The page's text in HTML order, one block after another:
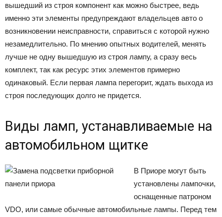
вышедший из строя компонент как можно быстрее, ведь
именно эти элементы предупреждают владельцев авто о
возникновении неисправности, справиться с которой нужно
незамедлительно. По мнению опытных водителей, менять
лучше не одну вышедшую из строя лампу, а сразу весь
комплект, так как ресурс этих элементов примерно
одинаковый. Если первая лампа перегорит, ждать выхода из
строя последующих долго не придется.
Виды ламп, устанавливаемые на
автомобильном щитке
В Приоре могут быть
установлены лампочки,
оснащенные патроном
VDO, или самые обычные автомобильные лампы. Перед тем